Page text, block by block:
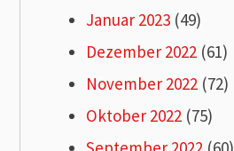
Januar 2023 (49)
Dezember 2022 (61)
November 2022 (72)
Oktober 2022 (75)